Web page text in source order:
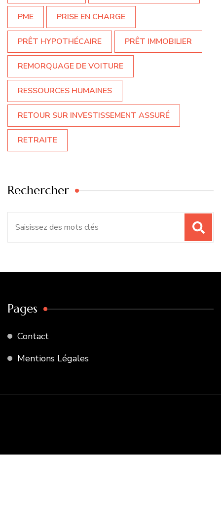
PME PRISE EN CHARGE
PRÊT HYPOTHÉCAIRE PRÊT IMMOBILIER
REMORQUAGE DE VOITURE
RESSOURCES HUMAINES
RETOUR SUR INVESTISSEMENT ASSURÉ
RETRAITE
Rechercher
Pages
Contact
Mentions Légales